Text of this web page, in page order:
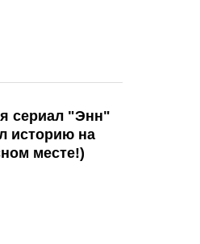
сериал "Энн"
историю на
месте!)